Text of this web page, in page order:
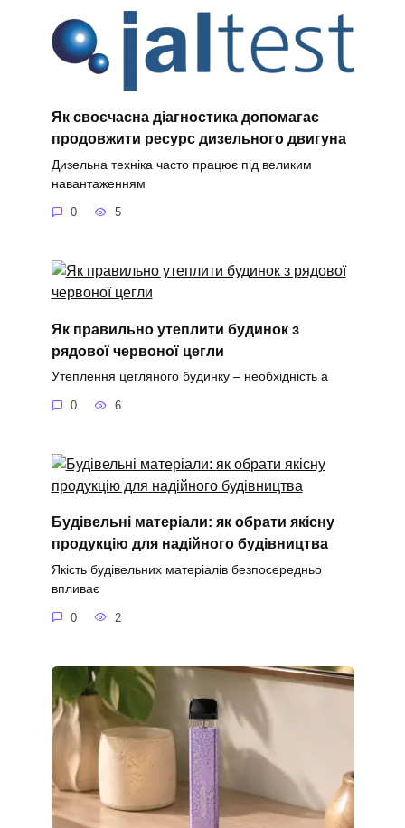
Як своєчасна діагностика допомагає
продовжити ресурс дизельного двигуна
Дизельна техніка часто працює під великим
навантаженням
0 5
Як правильно утеплити будинок з
рядової червоної цегли
Утеплення цегляного будинку – необхідність а
0 6
Будівельні матеріали: як обрати якісну
продукцію для надійного будівництва
Якість будівельних матеріалів безпосередньо
впливає
0 2